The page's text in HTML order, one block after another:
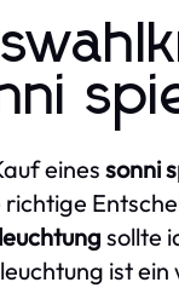
eines sonni
richtige
sollte
ist